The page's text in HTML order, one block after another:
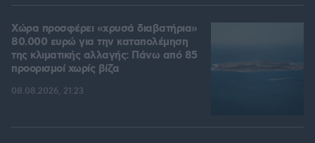
Χώρα προσφέρει «χρυσά διαβατήρια»
80.000 ευρώ για την καταπολέμηση
της κλιματικής αλλαγής: Πάνω από 85
προορισμοί χωρίς βίζα
08.08.2026, 21:23